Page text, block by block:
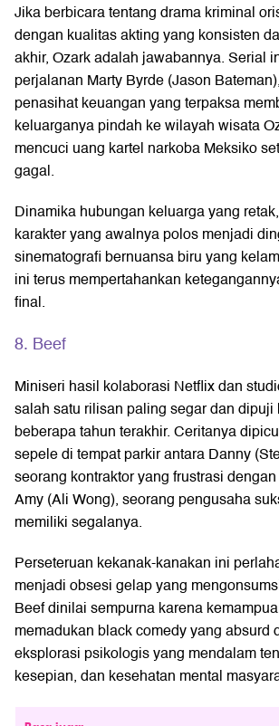
Jika berbicara tentang drama kriminal
dengan kualitas akting yang konsisten
akhir, Ozark adalah jawabannya. Serial
perjalanan Marty Byrde (Jason
penasihat keuangan yang terpaksa
keluarganya pindah ke wilayah wisata
mencuci uang kartel narkoba Meksiko
gagal.
Dinamika hubungan keluarga yang
karakter yang awalnya polos menjadi
sinematografi bernuansa biru yang
ini terus mempertahankan
final.
8. Beef
Miniseri hasil kolaborasi Netflix dan
salah satu rilisan paling segar dan dipuji
beberapa tahun terakhir. Ceritanya
sepele di tempat parkir antara Danny
seorang kontraktor yang frustrasi
Amy (Ali Wong), seorang pengusaha
memiliki segalanya.
Perseteruan kekanak-kanakan ini
menjadi obsesi gelap yang
Beef dinilai sempurna karena
memadukan black comedy yang absurd
eksplorasi psikologis yang mendalam
kesepian, dan kesehatan mental